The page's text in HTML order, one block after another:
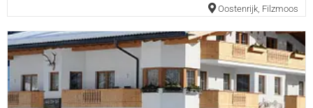
Oostenrijk Filzmoos